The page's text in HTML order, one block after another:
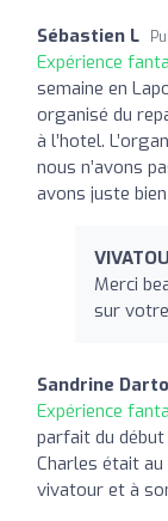
Sébastien L
Expérience
semaine en
organisé du
à l’hotel.
nous n’avons
avons juste
Merci
sur
Sandrine
Expérience
parfait du
Charles était au
vivatour et à